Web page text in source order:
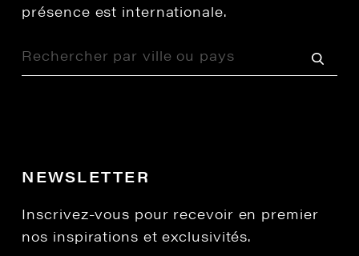
présence est internationale.
NEWSLETTER
Inscrivez-vous pour recevoir en premier
nos inspirations et exclusivités.